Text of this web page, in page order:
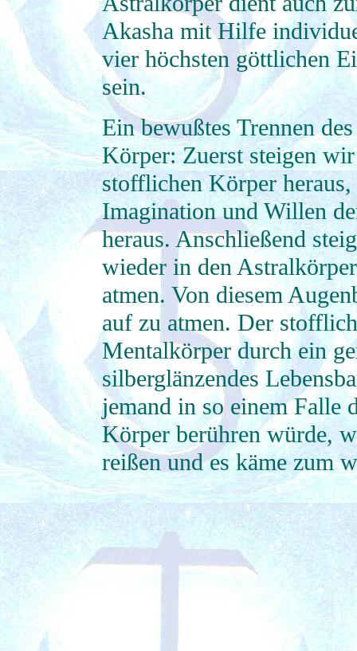
Akasha mit Hilfe
vier höchsten göttlichen
sein.
Ein bewußtes Trennen
Körper: Zuerst steigen
stofflichen Körper
Imagination und Willen
heraus. Anschließend
wieder in den
atmen. Von diesem
auf zu atmen. Der
Mentalkörper durch ein
silberglänzendes
jemand in so einem Falle
Körper berühren würde,
reißen und es käme zum